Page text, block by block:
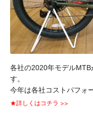
各社の2020年モデル
す。
今年は各社コストパフォ
★詳しくはコチラ >>